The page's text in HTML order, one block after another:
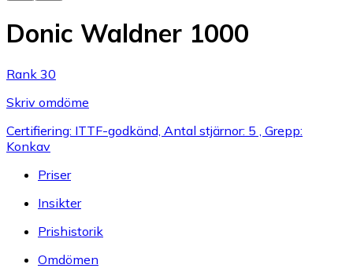
Donic Waldner 1000
Rank 30
Skriv omdöme
Certifiering: ITTF-godkänd, Antal stjärnor: 5 , Grepp:
Konkav
Priser
Insikter
Prishistorik
Omdömen